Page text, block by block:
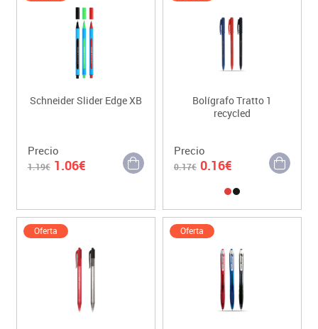
Schneider Slider Edge XB
Precio
1.19€ 1.06€
Bolígrafo Tratto 1
recycled
Precio
0.17€ 0.16€
Oferta Oferta